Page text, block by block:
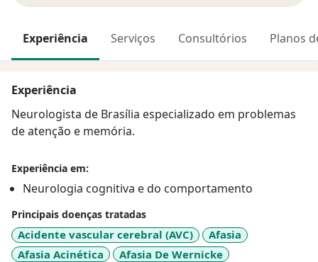
Experiência Serviços Consultórios Planos
Experiência
Neurologista de Brasília especializado em problemas
de atenção e memória.
Experiência em:
Neurologia cognitiva e do comportamento
Principais doenças tratadas
Acidente vascular cerebral (AVC)
Afasia
Afasia Acinética
Afasia De Wernicke